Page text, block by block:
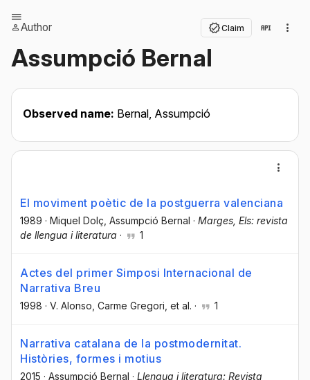
Author Claim
Assumpció Bernal
Observed name: Bernal, Assumpció
El moviment poètic de la postguerra valenciana
1989 · Miquel Dolç , Assumpció Bernal · Marges, Els: revista
de llengua i literatura · 1
Actes del primer Simposi Internacional de
Narrativa Breu
1998 · V. Alonso , Carme Gregori , et al. · 1
Narrativa catalana de la postmodernitat.
Històries, formes i motius
2015 · Assumpció Bernal · Llengua i literatura: Revista